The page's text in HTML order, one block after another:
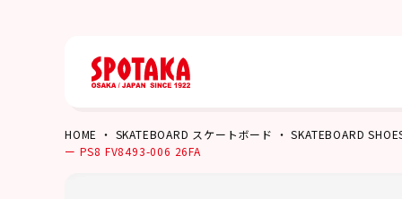
HOME SKATEBOARD スケートボード SKATEBOARD
ー PS8 FV8493-006 26FA